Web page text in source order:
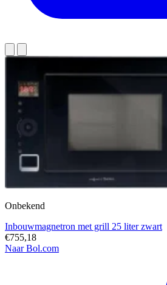
Onbekend
Inbouwmagnetron met grill 25 liter zwart
€755,18
Naar Bol.com